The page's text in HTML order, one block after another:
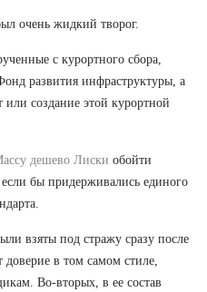
очень жидкий творог.
с курортного сбора,
развития инфраструктуры, а
или создание этой курортной
дешево Лиски обойти
бы придерживались единого
взяты под стражу сразу после
в том самом стиле,
Во-вторых, в ее состав